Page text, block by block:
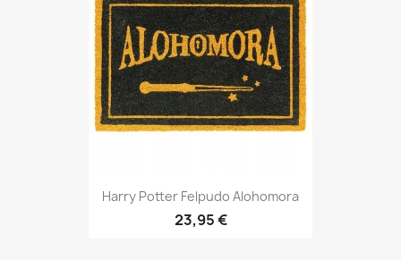
Harry Potter Felpudo Alohomora
23,95 €